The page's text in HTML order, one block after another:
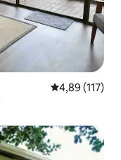
4,89 de uma
4,89 (117)